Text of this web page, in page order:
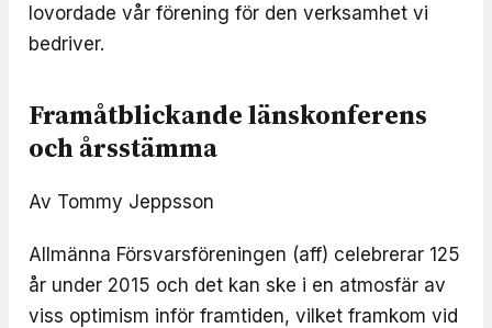
lovordade vår förening för den verksamhet vi
bedriver.
Framåtblickande länskonferens
och årsstämma
Av Tommy Jeppsson
Allmänna Försvarsföreningen (aff) celebrerar 125
år under 2015 och det kan ske i en atmosfär av
viss optimism inför framtiden, vilket framkom vid